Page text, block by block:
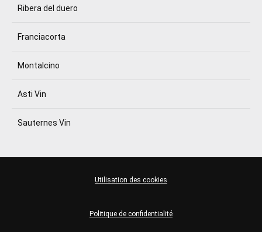
Ribera del duero
Franciacorta
Montalcino
Asti Vin
Sauternes Vin
Politique de confidentialité
Utilisation des cookies